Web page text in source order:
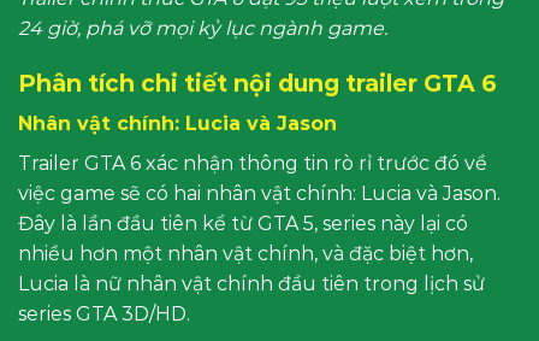
24 giờ, phá vỡ mọi kỷ lục ngành game.
Phân tích chi tiết nội dung trailer GTA 6
Nhân vật chính: Lucia và Jason
Trailer GTA 6 xác nhận thông tin rò rỉ trước đó về
việc game sẽ có hai nhân vật chính: Lucia và Jason.
Đây là lần đầu tiên kể từ GTA 5, series này lại có
nhiều hơn một nhân vật chính, và đặc biệt hơn,
Lucia là nữ nhân vật chính đầu tiên trong lịch sử
series GTA 3D/HD.